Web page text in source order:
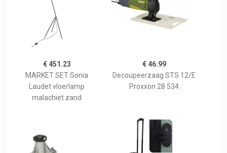
€ 451.23
MARKET SET Sonia
Laudet vloerlamp
malachiet zand
€ 46.99
Decoupeerzaag STS 12/E
Proxxon 28 534